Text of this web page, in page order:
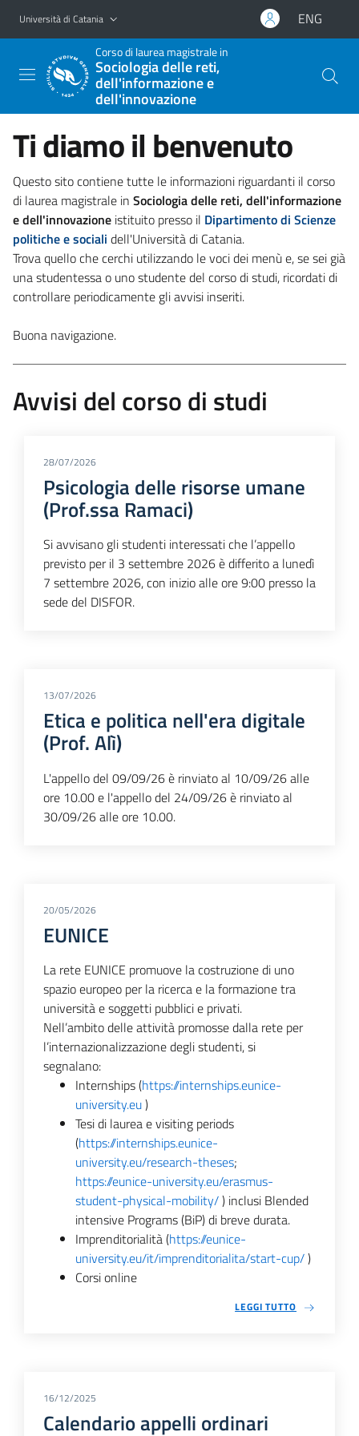
Vai al contenuto principale
Vai al menu di navigazione
Università di Catania ENG
Corso di laurea magistrale in
Sociologia delle reti,
dell'informazione e
dell'innovazione
Ti diamo il benvenuto
Questo sito contiene tutte le informazioni riguardanti il corso
di laurea magistrale in Sociologia delle reti, dell'informazione
e dell'innovazione istituito presso il Dipartimento di Scienze
politiche e sociali dell'Università di Catania.
Trova quello che cerchi utilizzando le voci dei menù e, se sei già
una studentessa o uno studente del corso di studi, ricordati di
controllare periodicamente gli avvisi inseriti.
Buona navigazione.
Avvisi del corso di studi
28/07/2026
Psicologia delle risorse umane
(Prof.ssa Ramaci)
Si avvisano gli studenti interessati che l’appello
previsto per il 3 settembre 2026 è differito a lunedì
7 settembre 2026, con inizio alle ore 9:00 presso la
sede del DISFOR.
13/07/2026
Etica e politica nell'era digitale
(Prof. Alì)
L'appello del 09/09/26 è rinviato al 10/09/26 alle
ore 10.00 e l'appello del 24/09/26 è rinviato al
30/09/26 alle ore 10.00.
20/05/2026
EUNICE
La rete EUNICE promuove la costruzione di uno
spazio europeo per la ricerca e la formazione tra
università e soggetti pubblici e privati.
Nell’ambito delle attività promosse dalla rete per
l’internazionalizzazione degli studenti, si
segnalano:
Internships (https://internships.eunice-
university.eu)
Tesi di laurea e visiting periods
(https://internships.eunice-
university.eu/research-theses;
https://eunice-university.eu/erasmus-
student-physical-mobility/) inclusi Blended
intensive Programs (BiP) di breve durata.
Imprenditorialità (https://eunice-
university.eu/it/imprenditorialita/start-cup/)
Corsi online
LEGGI TUTTO
16/12/2025
Calendario appelli ordinari